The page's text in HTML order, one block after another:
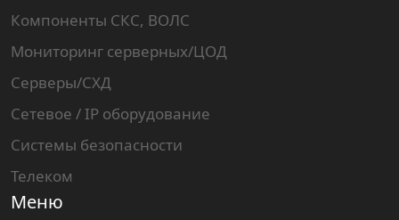
Компоненты СКС, ВОЛС
Мониторинг серверных/ЦОД
Серверы/СХД
Сетевое / IP оборудование
Системы безопасности
Телеком
Меню